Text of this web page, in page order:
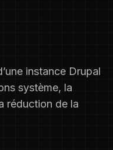
instance Drupal
système, la
réduction de la